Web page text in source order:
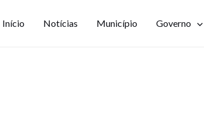
Início Notícias Município Governo